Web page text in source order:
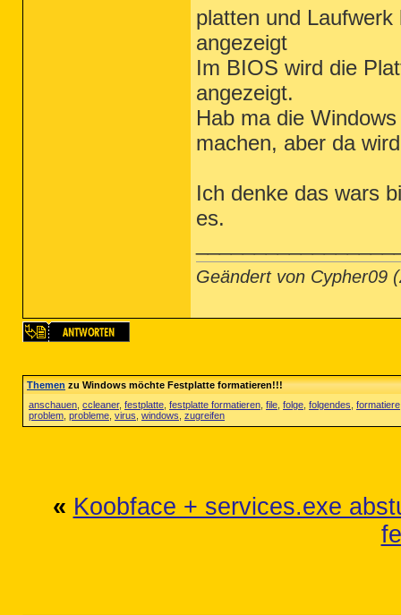
platten und
angezeigt
Im BIOS wird die
angezeigt.
Hab ma die
machen, aber da
Ich denke das wars
es.
Geändert von Cypher09
Themenzu Windows möchte Festplatte formatieren!!!
anschauen ccleaner, festplatte festplatte formatieren file folge folgendes formatiere
problem probleme virus windows zugreifen
« Koobface + services.exe